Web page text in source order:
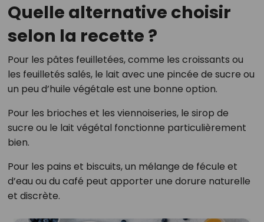
Quelle alternative choisir
selon la recette ?
Pour les pâtes feuilletées, comme les croissants ou
les feuilletés salés, le lait avec une pincée de sucre ou
un peu d’huile végétale est une bonne option.
Pour les brioches et les viennoiseries, le sirop de
sucre ou le lait végétal fonctionne particulièrement
bien.
Pour les pains et biscuits, un mélange de fécule et
d’eau ou du café peut apporter une dorure naturelle
et discrète.